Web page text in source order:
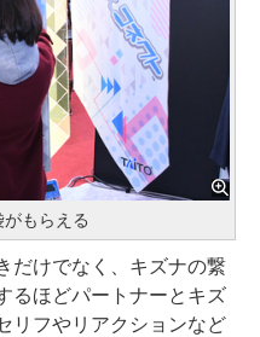
もらえる
だけでなく、キズナの繋
るほどパートナーとキズ
リフやリアクションなど